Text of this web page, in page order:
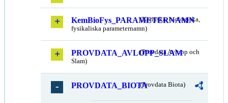
KemBioFys_PARAMETERNAMN
(Kemiska, biologiska,
fysikaliska parameternamn)
PROVDATA_AVLOPP_SLAM
(Provdata Avlopp och
Slam)
PROVDATA_BIOTA(Provdata Biota)